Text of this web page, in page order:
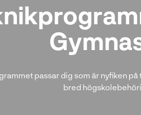
passar dig som är nyfiken
bred